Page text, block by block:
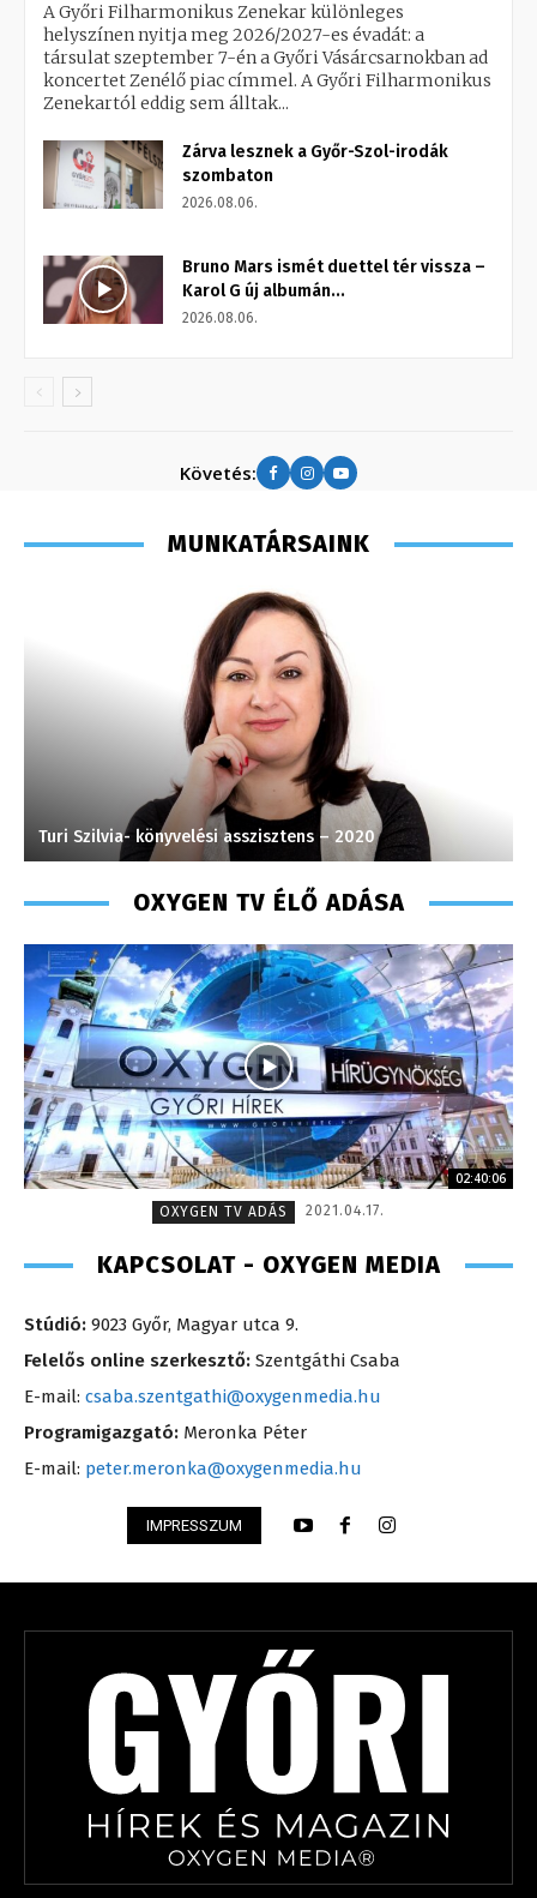
A Győri Filharmonikus Zenekar különleges
helyszínen nyitja meg 2026/2027-es évadát: a
társulat szeptember 7-én a Győri Vásárcsarnokban ad
koncertet Zenélő piac címmel. A Győri Filharmonikus
Zenekartól eddig sem álltak...
Zárva lesznek a Győr-Szol-irodák
szombaton
2026.08.06.
Bruno Mars ismét duettel tér vissza –
Karol G új albumán...
2026.08.06.
Követés:
MUNKATÁRSAINK
Turi Szilvia- könyvelési asszisztens – 2020
OXYGEN TV ÉLŐ ADÁSA
02:40:06
OXYGEN TV ADÁS
2021.04.17.
KAPCSOLAT - OXYGEN MEDIA
Stúdió: 9023 Győr, Magyar utca 9.
Felelős online szerkesztő: Szentgáthi Csaba
E-mail: csaba.szentgathi@oxygenmedia.hu
Programigazgató: Meronka Péter
E-mail: peter.meronka@oxygenmedia.hu
IMPRESSZUM